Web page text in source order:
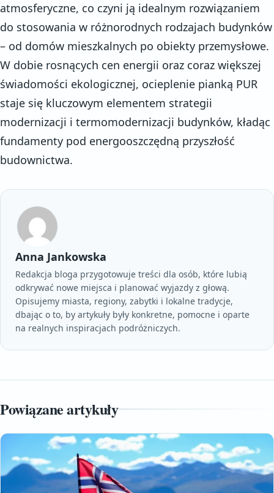
atmosferyczne, co czyni ją idealnym rozwiązaniem
do stosowania w różnorodnych rodzajach budynków
– od domów mieszkalnych po obiekty przemysłowe.
W dobie rosnących cen energii oraz coraz większej
świadomości ekologicznej, ocieplenie pianką PUR
staje się kluczowym elementem strategii
modernizacji i termomodernizacji budynków, kładąc
fundamenty pod energooszczędną przyszłość
budownictwa.
Anna Jankowska
Redakcja bloga przygotowuje treści dla osób, które lubią
odkrywać nowe miejsca i planować wyjazdy z głową.
Opisujemy miasta, regiony, zabytki i lokalne tradycje,
dbając o to, by artykuły były konkretne, pomocne i oparte
na realnych inspiracjach podróżniczych.
Powiązane artykuły